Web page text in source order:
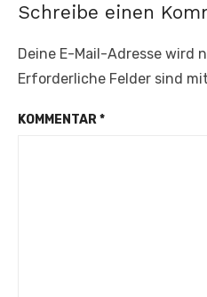
Schreibe einen
Deine E-Mail-Adresse wird
Erforderliche Felder sind mit
KOMMENTAR*